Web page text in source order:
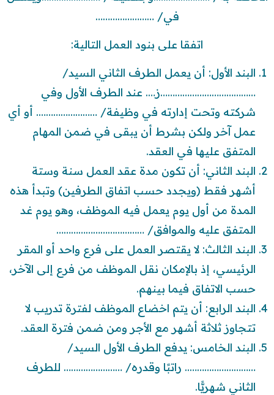
في/ ……………………
اتفقا على بنود العمل التالية:
البند الأول: أن يعمل الطرف الثاني السيد/
…………………………………ز…. عند الطرف الأول وفي
شركته وتحت إدارته في وظيفة/ ……………………. أو أي
عمل آخر ولكن بشرط أن يبقى في ضمن المهام
المتفق عليها في العقد.
البند الثاني: أن تكون مدة عقد العمل سنة وستة
أشهر فقط (ويجدد حسب اتفاق الطرفين) وتبدأ هذه
المدة من أول يوم يعمل فيه الموظف، وهو يوم غد
المتفق عليه والموافق/ ………………………………
البند الثالث: لا يقتصر العمل على فرع واحد أو المقر
الرئيسي، إذ بالإمكان نقل الموظف من فرع إلى الآخر،
حسب الاتفاق فيما بينهم.
البند الرابع: أن يتم اخضاع الموظف لفترة تدريب لا
تتجاوز ثلاثة أشهر مع الأجر ومن ضمن فترة العقد.
البند الخامس: يدفع الطرف الأول السيد/
……………………….. راتبًا وقدره/ …………………… للطرف
الثاني شهريًّا.